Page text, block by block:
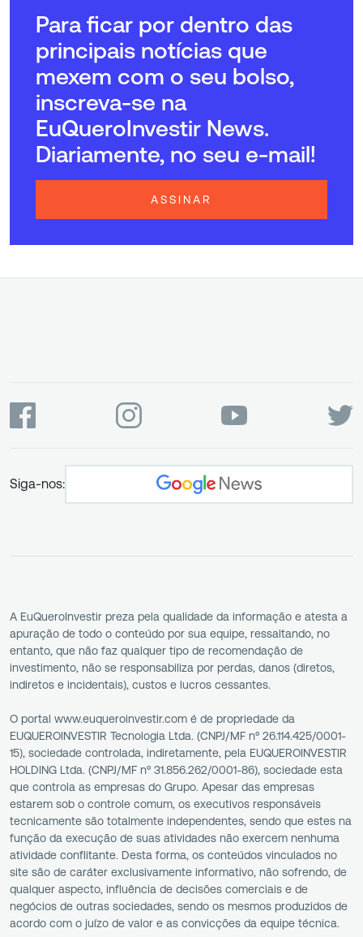
Para ficar por dentro das
principais notícias que
mexem com o seu bolso,
inscreva-se na
EuQueroInvestir News.
Diariamente, no seu e-mail!
ASSINAR
Siga-nos:
A EuQueroInvestir preza pela qualidade da informação e atesta a
apuração de todo o conteúdo por sua equipe, ressaltando, no
entanto, que não faz qualquer tipo de recomendação de
investimento, não se responsabiliza por perdas, danos (diretos,
indiretos e incidentais), custos e lucros cessantes.
O portal www.euqueroinvestir.com é de propriedade da
EUQUEROINVESTIR Tecnologia Ltda. (CNPJ/MF nº 26.114.425/0001-
15), sociedade controlada, indiretamente, pela EUQUEROINVESTIR
HOLDING Ltda. (CNPJ/MF nº 31.856.262/0001-86), sociedade esta
que controla as empresas do Grupo. Apesar das empresas
estarem sob o controle comum, os executivos responsáveis
tecnicamente são totalmente independentes, sendo que estes na
função da execução de suas atividades não exercem nenhuma
atividade conflitante. Desta forma, os conteúdos vinculados no
site são de caráter exclusivamente informativo, não sofrendo, de
qualquer aspecto, influência de decisões comerciais e de
negócios de outras sociedades, sendo os mesmos produzidos de
acordo com o juízo de valor e as convicções da equipe técnica.